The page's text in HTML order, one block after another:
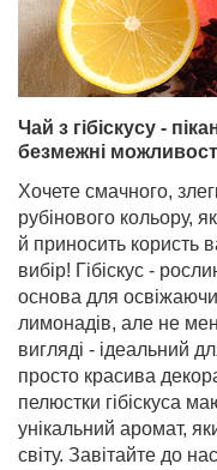
Чай з гібіскусу -
безмежні
Хочете смачного,
рубінового кольору,
й приносить користь
вибір! Гібіскус -
основа для
лимонадів, але не
вигляді - ідеальний
просто красива
пелюстки гібіскуса
унікальний аромат,
світу. Завітайте до